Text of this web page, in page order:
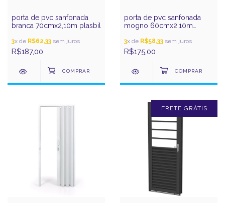
porta de pvc sanfonada
branca 70cmx2,10m plasbil
3x de R$62,33 sem juros
R$187,00
porta de pvc sanfonada
mogno 60cmx2,10m
3x de R$58,33 sem juros
R$175,00
FRETE GRÁTIS